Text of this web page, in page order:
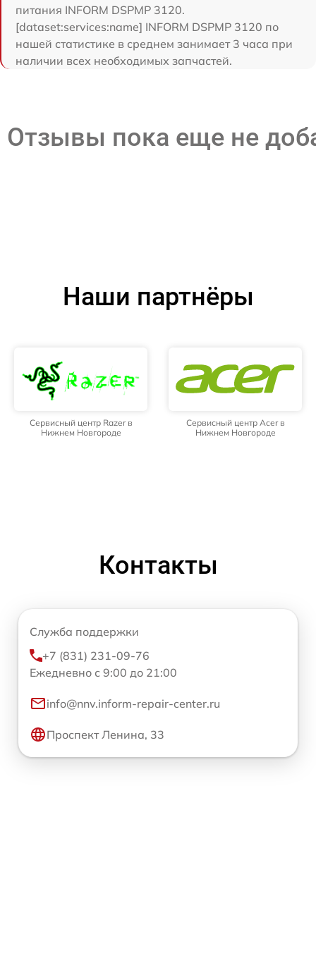
питания INFORM DSPMP 3120.
[dataset:services:name] INFORM DSPMP 3120 по
нашей статистике в среднем занимает 3 часа при
наличии всех необходимых запчастей.
Отзывы пока еще не
Наши партнёры
Сервисный центр Razer в
Нижнем Новгороде
Сервисный центр Acer в
Нижнем Новгороде
Контакты
Служба поддержки
+7 (831) 231-09-76
Ежедневно с 9:00 до 21:00
info@nnv.inform-repair-center.ru
Проспект Ленина, 33